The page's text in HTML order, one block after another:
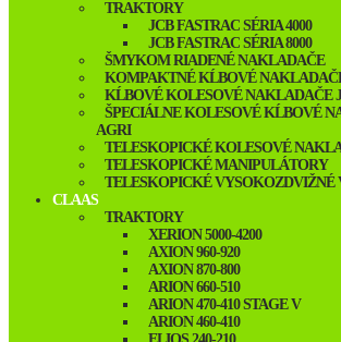
TRAKTORY
JCB FASTRAC SÉRIA 4000
JCB FASTRAC SÉRIA 8000
ŠMYKOM RIADENÉ NAKLADAČE
KOMPAKTNÉ KĹBOVÉ
KĹBOVÉ KOLESOVÉ NAKLADAČE
ŠPECIÁLNE KOLESOVÉ KĹBOVÉ
AGRI
TELESKOPICKÉ KOLESOVÉ
TELESKOPICKÉ MANIPULÁTORY
TELESKOPICKÉ VYSOKOZDVIŽNÉ
CLAAS
TRAKTORY
XERION 5000-4200
AXION 960-920
AXION 870-800
ARION 660-510
ARION 470-410 STAGE V
ARION 460-410